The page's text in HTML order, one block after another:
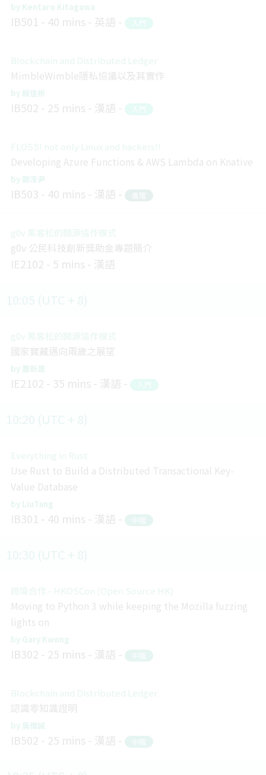
Kentaro Kitagawa
IB501 40 mins 英語 入門
Blockchain and Distributed Ledger
MimbleWimble隱私協議以及其實作
賴佳祈
IB502 25 mins 漢語 入門
FLOSS! not only Linux and hackers!!
Developing Azure Functions & AWS Lambda on Knative
鄭淳尹
IB503 40 mins 漢語 進階
g0v 黑客松的開源協作模式
g0v 公民科技創新獎助金專題簡介
IE2102 5 mins 漢語
g0v 黑客松的開源協作模式
國家寶藏邁向兩歲之展望
蕭新晟
IE2102 35 mins 漢語 入門
Everything in Rust
Use Rust to Build a Distributed Transactional Key-
Value Database
LiuTang
IB301 40 mins 漢語 中階
跨境合作 - HKOSCon (Open Source HK)
Moving to Python 3 while keeping the Mozilla fuzzing
lights on
Gary Kwong
IB302 25 mins 漢語 中階
Blockchain and Distributed Ledger
認識零知識證明
吳偉誠
IB502 25 mins 漢語 中階